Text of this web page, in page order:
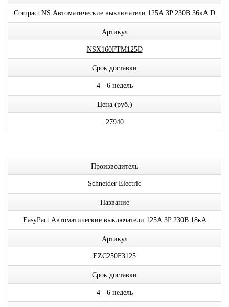
Compact NS Автоматические выключатели 125А 3P 230В 36кА D
Артикул
NSX160FTM125D
Срок доставки
4 - 6 недель
Цена (руб.)
27940
Производитель
Schneider Electric
Название
EasyPact Автоматические выключатели 125А 3P 230В 18кА
Артикул
EZC250F3125
Срок доставки
4 - 6 недель